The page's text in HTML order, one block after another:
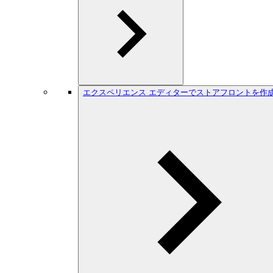
エクスペリエンス エディターでストアフロントを作